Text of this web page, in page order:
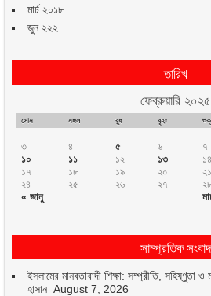
মার্চ ২০১৮
জুন ২২২
তারিখ
ফেব্রুয়ারি ২০২৫
সোম মঙ্গল বুধ বৃহঃ
« জানু
৩
৪ ৫ ৬ ৭
১০
১১ ১২ ১৩ ১৪
১৭
১৮ ১৯ ২০ ২১
২৪
২৫ ২৬ ২৭
সাম্প্রতিক সংবাদ
ইসলামের মানবতাবাদী শিক্ষা: সম্প্রীতি, সহিষ্ণুতা ও
হাসান August 7, 2026